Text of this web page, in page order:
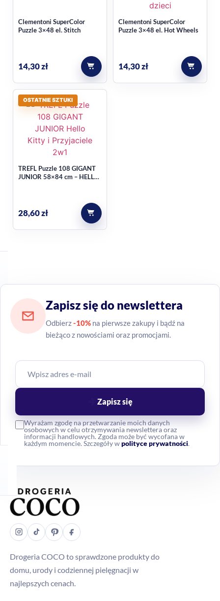
Czy puzzle mają tylko jedną
Nie, to zestaw 2w1: z jednej strony dziecko układa puzzle, a z
drugiej może korzystać z kolorowanki.
Jeśli szukasz więcej podobnych układanek, sprawdź też
kategorięPuzzle.
Clementoni SuperColor
Puzzle 3×48 el. Stitch
14,30zł
Clementoni SuperColor
Puzzle 3×48 el. Hot Wheels
14,30zł
OSTATNIE SZTUKI
TREFL Puzzle 108 GIGANT
JUNIOR 58×84 cm – HELLO
28,60zł
Zapisz się do newslettera
Odbierz-10% na pierwsze zakupy i bądź na
bieżąco z nowościami oraz promocjami.
Wyrażam zgodę na przetwarzanie moich danych
osobowych w celu otrzymywania newslettera oraz
informacji handlowych. Zgoda może być wycofana w
każdym momencie. Szczegóły wpolityce prywatności.
Zapisz się
Drogeria COCO to sprawdzone produkty do
domu, urody i codziennej pielęgnacji w
najlepszych cenach.